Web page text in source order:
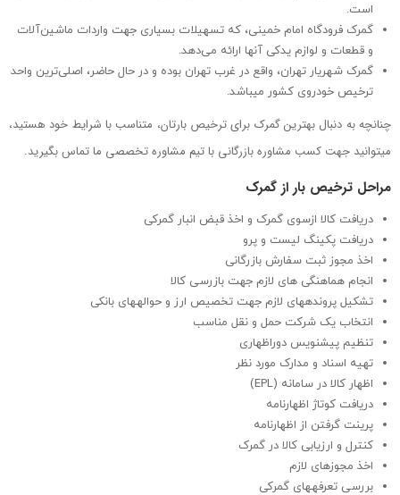
است.
گمرک فرودگاه امام خمینی، که تسهیلات بسیاری جهت واردات ماشین‌آلات
و قطعات و لوازم یدکی آنها ارائه می‌دهد.
گمرک شهریار تهران، واقع در غرب تهران بوده و در حال حاضر، اصلی‌ترین واحد
ترخیص خودروی کشور می­باشد.
چنانچه به دنبال بهترین گمرک برای ترخیص بارتان، متناسب با شرایط خود هستید،
می­توانید جهت کسب مشاوره بازرگانی با تیم مشاوره تخصصی ما تماس بگیرید.
مراحل ترخیص بار از گمرک
دریافت کالا ازسوی گمرک و اخذ قبض انبار گمرکی
دریافت پکینگ لیست و پرو
اخذ مجوز ثبت سفارش بازرگانی
انجام هماهنگی­ های لازم جهت بازرسی کالا
تشکیل پرونده­های لازم جهت تخصیص ارز و حواله­های بانکی
انتخاب یک شرکت حمل و نقل مناسب
تنظیم پیش­نویس دوراظهاری
تهیه اسناد و مدارک مورد نظر
اظهار کالا در سامانه (EPL)
دریافت کوتاژ اظهارنامه
پرینت گرفتن از اظهارنامه
کنترل و ارزیابی کالا در گمرک
اخذ مجوزهای لازم
بررسی تعرفه­های گمرکی